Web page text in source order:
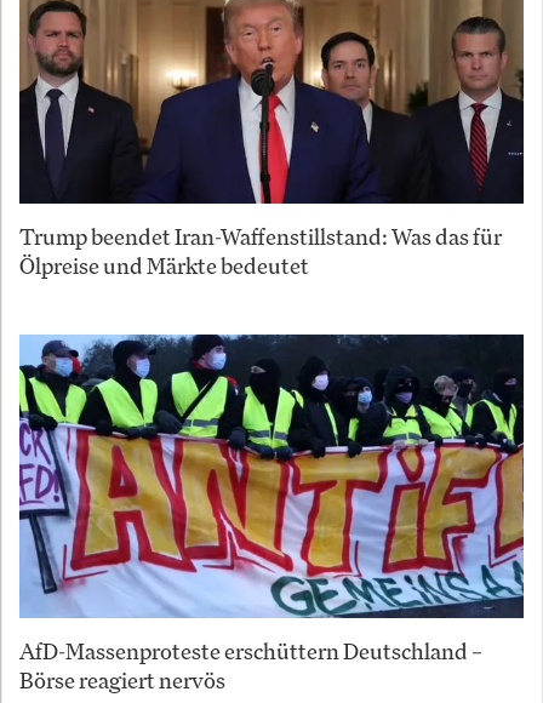
Trump beendet Iran-Waffenstillstand: Was das für
Ölpreise und Märkte bedeutet
AfD-Massenproteste erschüttern Deutschland –
Börse reagiert nervös